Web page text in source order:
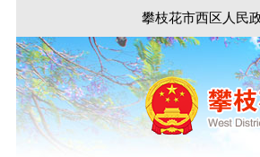
攀枝花市西区人民